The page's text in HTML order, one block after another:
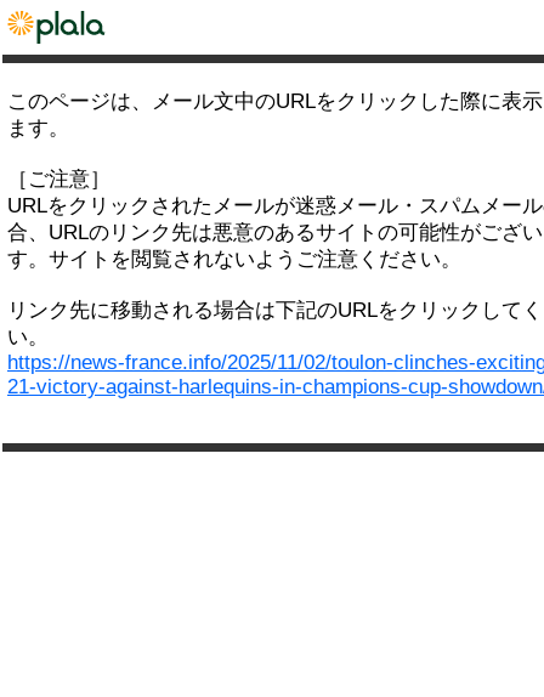
このページは、メール文中のURLをクリックした際に表
ます。
［ご注意］
URLをクリックされたメールが迷惑メール・スパムメー
合、URLのリンク先は悪意のあるサイトの可能性がござ
す。サイトを閲覧されないようご注意ください。
リンク先に移動される場合は下記のURLをクリックして
い。
https://news-france.info/2025/11/02/toulon-clinches-
21-victory-against-harlequins-in-champions-cup-